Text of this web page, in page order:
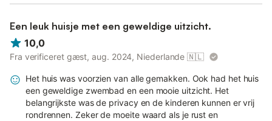
Een leuk huisje met een geweldige uitzicht.
10,0
Fra verificeret gæst, aug. 2024, Niederlande 🇳🇱
Het huis was voorzien van alle gemakken. Ook had het huis
een geweldige zwembad en een mooie uitzicht. Het
belangrijkste was de privacy en de kinderen kunnen er vrij
rondrennen. Zeker de moeite waard als je rust en